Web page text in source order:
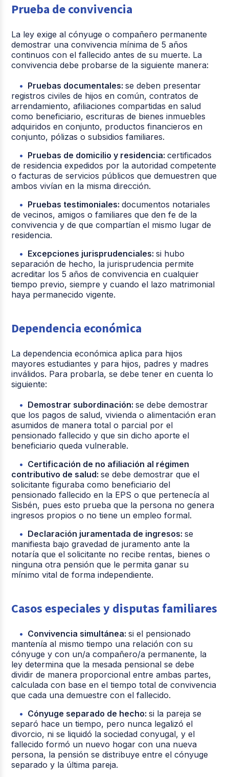
Prueba de convivencia
La ley exige al cónyuge o compañero permanente
demostrar una convivencia mínima de 5 años
continuos con el fallecido antes de su muerte. La
convivencia debe probarse de la siguiente manera:
Pruebas documentales:se deben presentar
registros civiles de hijos en común, contratos de
arrendamiento, afiliaciones compartidas en salud
como beneficiario, escrituras de bienes inmuebles
adquiridos en conjunto, productos financieros en
conjunto, pólizas o subsidios familiares.
Pruebas de domicilio y residencia:certificados
de residencia expedidos por la autoridad competente
o facturas de servicios públicos que demuestren que
ambos vivían en la misma dirección.
Pruebas testimoniales:documentos notariales
de vecinos, amigos o familiares que den fe de la
convivencia y de que compartían el mismo lugar de
residencia.
Excepciones jurisprudenciales:si hubo
separación de hecho, la jurisprudencia permite
acreditar los 5 años de convivencia en cualquier
tiempo previo, siempre y cuando el lazo matrimonial
haya permanecido vigente.
Dependencia económica
La dependencia económica aplica para hijos
mayores estudiantes y para hijos, padres y madres
inválidos. Para probarla, se debe tener en cuenta lo
siguiente:
Demostrar subordinación:se debe demostrar
que los pagos de salud, vivienda o alimentación eran
asumidos de manera total o parcial por el
pensionado fallecido y que sin dicho aporte el
beneficiario queda vulnerable.
Certificación de no afiliación al régimen
contributivo de salud:se debe demostrar que el
solicitante figuraba como beneficiario del
pensionado fallecido en la EPS o que pertenecía al
Sisbén, pues esto prueba que la persona no genera
ingresos propios o no tiene un empleo formal.
Declaración juramentada de ingresos:se
manifiesta bajo gravedad de juramento ante la
notaría que el solicitante no recibe rentas, bienes o
ninguna otra pensión que le permita ganar su
mínimo vital de forma independiente.
Casos especiales y disputas familiares
Convivencia simultánea:si el pensionado
mantenía al mismo tiempo una relación con su
cónyuge y con un/a compañero/a permanente, la
ley determina que la mesada pensional se debe
dividir de manera proporcional entre ambas partes,
calculada con base en el tiempo total de convivencia
que cada una demuestre con el fallecido.
Cónyuge separado de hecho:si la pareja se
separó hace un tiempo, pero nunca legalizó el
divorcio, ni se liquidó la sociedad conyugal, y el
fallecido formó un nuevo hogar con una nueva
persona, la pensión se distribuye entre el cónyuge
separado y la última pareja.